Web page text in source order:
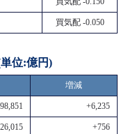
買気配 -0.050
位:億円)
増減
+6,235
26,015 +756